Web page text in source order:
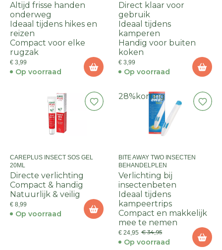
Altijd frisse handen
onderweg
Ideaal tijdens hikes en
reizen
Compact voor elke
rugzak
€ 3,99
Op voorraad
Direct klaar voor
gebruik
Ideaal tijdens
kamperen
Handig voor buiten
koken
€ 3,99
Op voorraad
CAREPLUS INSECT SOS GEL
20ML
Directe verlichting
Compact & handig
Natuurlijk & veilig
€ 8,99
Op voorraad
28% korting
BITE AWAY TWO INSECTEN
BEHANDELPLEN
Verlichting bij
insectenbeten
Ideaal tijdens
kampeertrips
Compact en makkelijk
mee te nemen
€ 24,95 € 34,95
Op voorraad